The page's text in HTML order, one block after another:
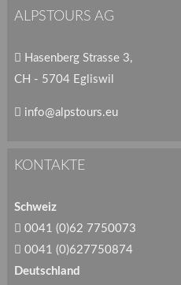
ALPSTOURS AG
Hasenberg Strasse 3,
CH - 5704 Egliswil
info@alpstours.eu
KONTAKTE
Schweiz
0041 (0)62 7750073
0041 (0)627750874
Deutschland